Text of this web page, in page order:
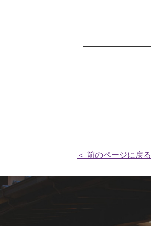
＜ 前のページに戻る